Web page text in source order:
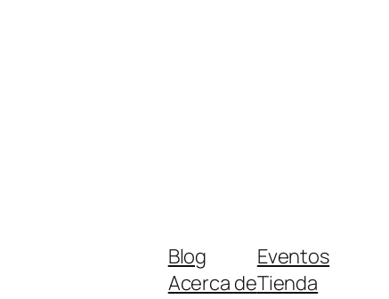
Blog
Acerca de
Eventos
Tienda